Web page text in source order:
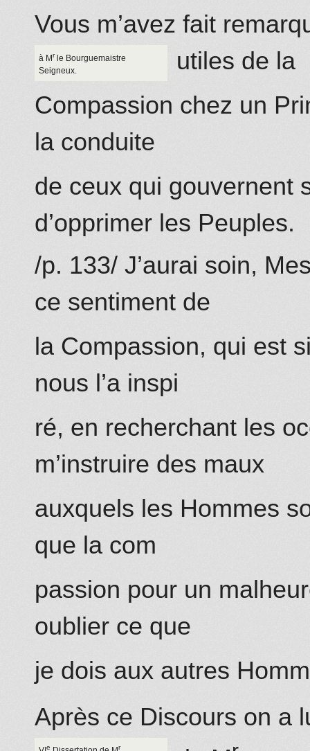
Vous m’avez fait
utiles de la
à Mrle Bourguemaistre
Seigneux.
Compassion chez un
la conduite
de ceux qui gouvernent
d’opprimer les Peuples.
/p. 133/ J’aurai soin,
ce sentiment de
la Compassion, qui est
nous l’a inspi
ré, en recherchant les
m’instruire des maux
auxquels les Hommes
que la com
passion pour un
oublier ce que
je dois aux autres
Après ce Discours on a
e r